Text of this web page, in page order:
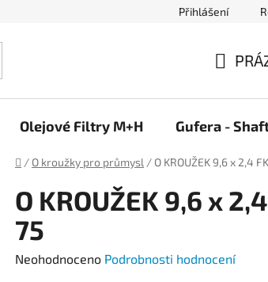
Přihlášení
KOŠÍK
Olejové Filtry M+H Gufera -
Domů
/ O kroužky pro průmysl / O KROUŽEK 9,6 x 2,4
O KROUŽEK 9,6 x
75
Průměrné
Neohodnoceno Podrobnosti hodnocení